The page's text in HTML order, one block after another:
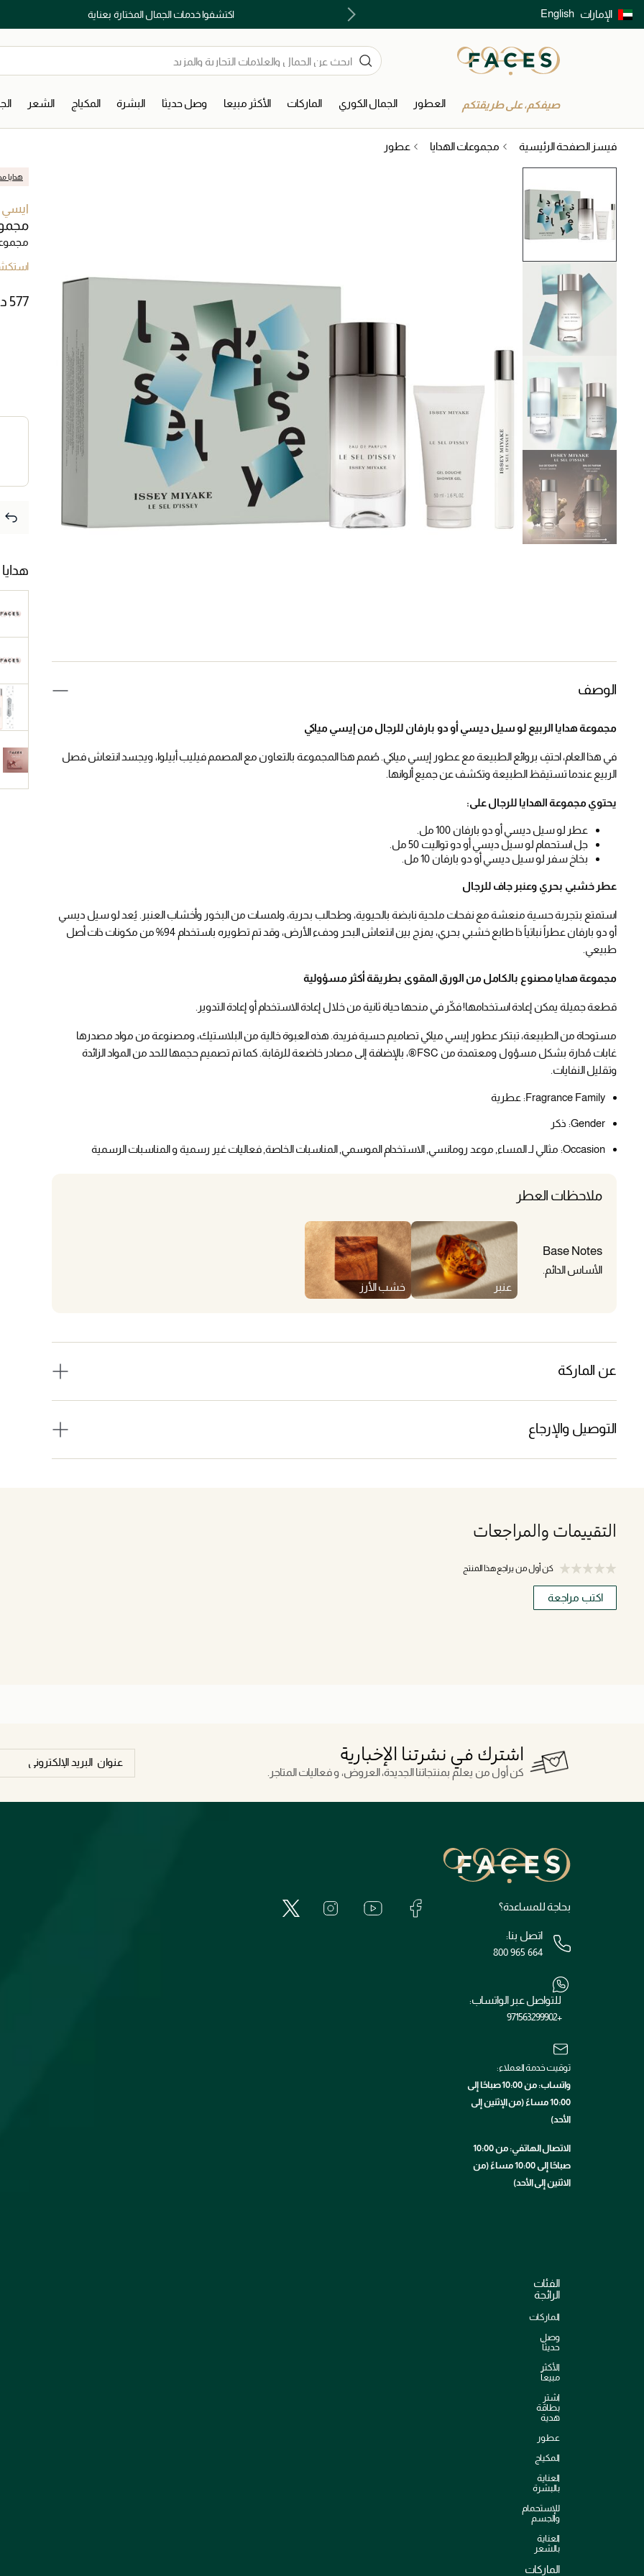
الإمارات English اكتشفوا خدمات الجمال المختارة بعناية توصيل سريع على جميع الطلبات ما فوق 299 درهم
صيفكم، على طريقتكم العطور الجمال الكوري الماركات الأكثر مبيعا وصل حديثا البشرة المكياج الشعر
فيسز الصفحة الرئيسية مجموعات الهدايا عطور
الوصف
مجموعة هدايا الربيع لو سيل ديسي أو دو بارفان للرجال من إيسي مياكي
في هذا العام، احتفِ بروائع الطبيعة مع عطور إيسي مياكي. صُمم هذا المجموعة بالتعاون مع المصمم فيليب أبيلوا، ويجسد انتعاش فصل
الربيع عندما تستيقظ الطبيعة وتكشف عن جميع ألوانها.
يحتوي مجموعة الهدايا للرجال على:
عطر لو سيل ديسي أو دو بارفان 100 مل.
جل استحمام لو سيل ديسي أو دو تواليت 50 مل.
بخاخ سفر لو سيل ديسي أو دو بارفان 10 مل.
عطر خشبي بحري وعنبر جاف للرجال
استمتع بتجربة حسية منعشة مع نفحات ملحية نابضة بالحيوية، وطحالب بحرية، ولمسات من البخور وأخشاب العنبر. يُعد لو سيل ديسي
أو دو بارفان عطراً نباتياً ذا طابع خشبي بحري، يمزج بين انتعاش البحر ودفء الأرض، وقد تم تطويره باستخدام 94% من مكونات ذات أصل
طبيعي.
مجموعة هدايا مصنوع بالكامل من الورق المقوى بطريقة أكثر مسؤولية
قطعة جميلة يمكن إعادة استخدامها! فكّر في منحها حياة ثانية من خلال إعادة الاستخدام أو إعادة التدوير.
مستوحاة من الطبيعة، تبتكر عطور إيسي مياكي تصاميم حسية فريدة. هذه العبوة خالية من البلاستيك، ومصنوعة من مواد مصدرها
غابات مُدارة بشكل مسؤول ومعتمدة من FSC®، بالإضافة إلى مصادر خاضعة للرقابة. كما تم تصميم حجمها للحد من المواد الزائدة
وتقليل النفايات.
ملاحظات العطر
Base Notes
الأساس الدائم.
عنبر
خشب الأرز
Fragrance Family: عطرية
Gender: ذكر
Occasion: مثالي لـ المساء, موعد رومانسي, الاستخدام الموسمي, المناسبات الخاصة, فعاليات غير رسمية و المناسبات الرسمية
عن الماركة
التوصيل والإرجاع
هدايا
ايسي
التقييمات والمراجعات
كن أول من يراجع هذا المنتج
اكتب مراجعة
اشترك في نشرتنا الإخبارية
كن أول من يعلم بمنتجاتنا الجديدة، العروض، و فعاليات المتاجر.
بحاجة للمساعدة؟
اتصل بنا:
800 965 664
للتواصل عبر الواتساب:
+971563299902
توقيت خدمة العملاء:
واتساب: من 10:00 صباحًا إلى
10:00 مساءً (من الإثنين إلى
الأحد)
الاتصال الهاتفي: من 10:00
صباحًا إلى 10:00 مساءً (من
الاثنين إلى الأحد)
الفئات
الرائجة
الماركات
وصل
حديثاً
الأكثر
مبيعاً
اشترِ
بطاقة
هدية
عطور
المكياج
العناية
بالبشرة
للإستحمام
والجسم
العناية
بالشعر
الماركات